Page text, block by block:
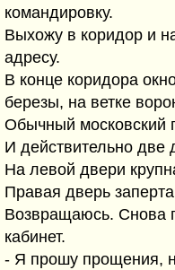
командировку.
Выхожу в коридор и
адресу.
В конце коридора
березы, на ветке
Обычный московский
И действительно две
На левой двери
Правая дверь
Возвращаюсь. Снова
кабинет.
- Я прошу прощения,